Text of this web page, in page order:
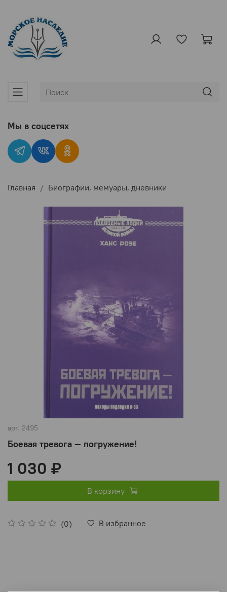
Главная Биографии, мемуары, дневники
арт. 2495
Боевая тревога — погружение!
(0) В избранное
1 030 ₽
В корзину
Мы в соцсетях